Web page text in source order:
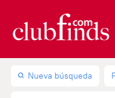
Nueva búsqueda